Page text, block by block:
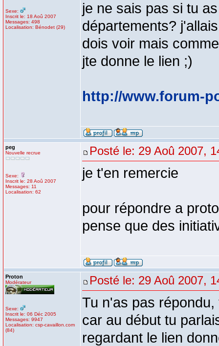
Sexe:
Inscrit le: 18 Aoû 2007
Messages: 498
Localisation: Bénodet (29)
je ne sais pas si tu
départements?
dois voir mais
jte donne le lien ;)
http://www.forum-
peg
Nouvelle recrue
Sexe:
Inscrit le: 28 Aoû 2007
Messages: 11
Localisation: 62
Posté le: 29 Aoû 2007,
je t'en remercie
pour répondre a
pense que des
Proton
Modérateur
Sexe:
Inscrit le: 06 Déc 2005
Messages: 9947
Localisation: csp-cavaillon.com
(84)
Posté le: 29 Aoû 2007,
Tu n'as pas
car au début tu
regardant le lien